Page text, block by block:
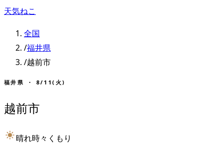
天気ねこ
全国
/福井県
/越前市
福井県 ・ 8/11(火)
越前市
晴れ時々くもり